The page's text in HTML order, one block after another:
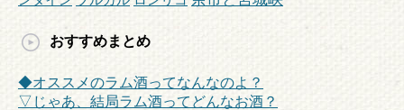
おすすめまとめ
◆オススメのラム酒ってなんなのよ？
▽じゃあ、結局ラム酒ってどんなお酒？